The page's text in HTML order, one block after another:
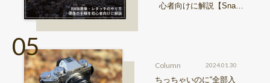
心者向けに解説【Snap
Column 2024.01.30
ちっちゃいのに“全部入